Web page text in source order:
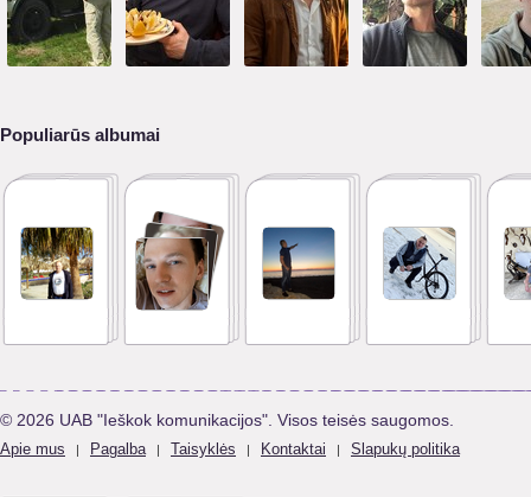
Populiarūs albumai
© 2026 UAB "Ieškok komunikacijos". Visos teisės saugomos.
Apie mus | Pagalba | Taisyklės | Kontaktai | Slapukų politika